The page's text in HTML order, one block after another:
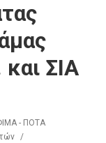
ΣΙΑ
- ΠΟΤΑ
/